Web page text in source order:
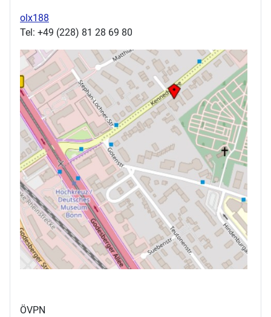
olx188
Tel: +49 (228) 81 28 69 80
ÖVPN